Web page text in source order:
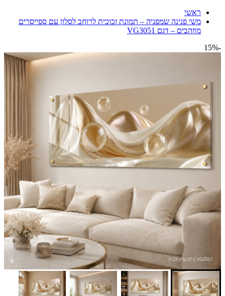
ראשי
משי פנינה שמפניה – תמונת זכוכית לרוחב לסלון עם ספייסרים
מוזהבים – דגם VG3051
-15%